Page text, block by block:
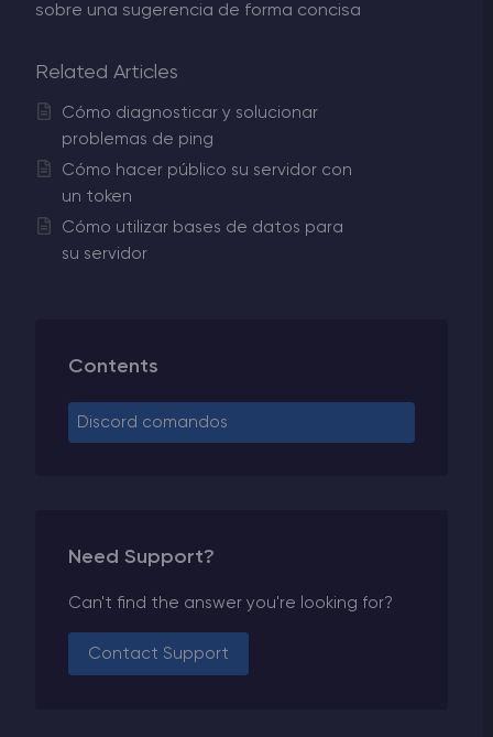
sobre una sugerencia de forma concisa
Related Articles
Cómo diagnosticar y solucionar
problemas de ping
Cómo hacer público su servidor con
un token
Cómo utilizar bases de datos para
su servidor
Contents
Discord comandos
Need Support?
Can't find the answer you're looking for?
Contact Support